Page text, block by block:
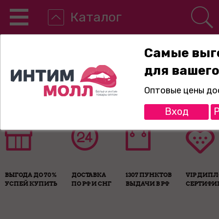
Каталог
8-800-775-89-65
ВЫГОДА ДО 70%
УСПЕЙ КУПИТЬ
ДОСТАВКА
ПО РФ И СНГ
1307 ПУНКТОВ
ВЫДАЧИ В РФ
VIP
Самые
для
Оптовые цены
Вход